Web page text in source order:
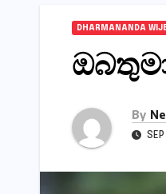
DHARMANANDA
By